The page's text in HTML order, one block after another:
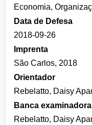
Economia,
Data de Defesa
2018-09-26
Imprenta
São Carlos, 2018
Orientador
Rebelatto, Daisy
Banca examinadora
Rebelatto, Daisy